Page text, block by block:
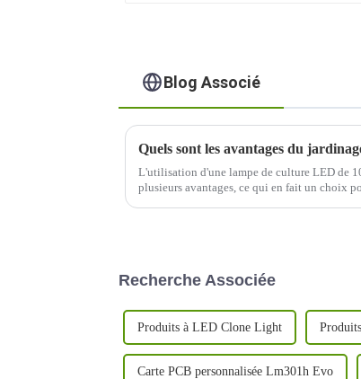
Blog Associé
L'utilisation d'une lampe de culture LED de
plusieurs avantages, ce qui en fait un choix
Recherche Associée
Produits à LED Clone Light
Carte PCB personnalisée Lm301h Evo